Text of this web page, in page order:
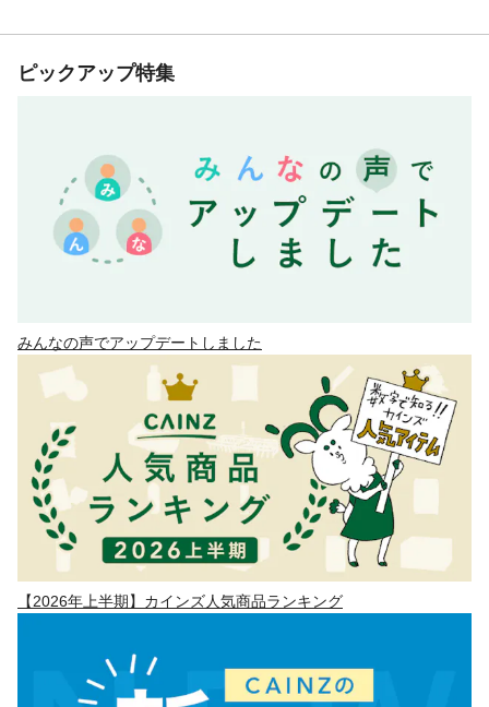
ピックアップ特集
みんなの声でアップデートしました
【2026年上半期】カインズ人気商品ランキング